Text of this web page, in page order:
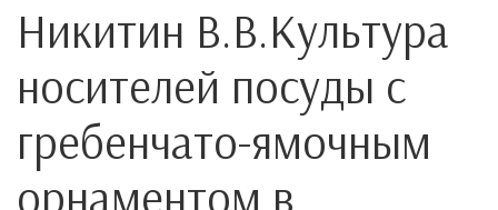
Никитин В.В.Культура
носителей посуды с
гребенчато-ямочным
орнаментом в